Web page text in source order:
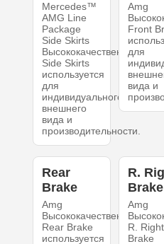
Mercedes™
AMG Line
Package
Side Skirts
Высококачественный
Side Skirts
используется
для
индивидуального
внешнего
вида и
производительности.
Amg
Front
для
вида и
Rear
Brake
Amg
Высококачественный
Rear Brake
используется
R.
Brake
Amg
R. Right
Brake